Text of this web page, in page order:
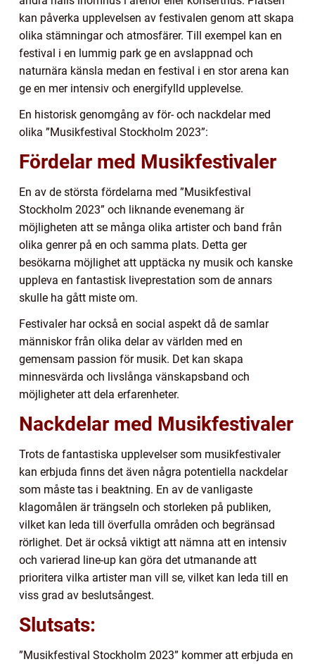
kan påverka upplevelsen av festivalen genom att skapa
olika stämningar och atmosfärer. Till exempel kan en
festival i en lummig park ge en avslappnad och
naturnära känsla medan en festival i en stor arena kan
ge en mer intensiv och energifylld upplevelse.
En historisk genomgång av för- och nackdelar med
olika ”Musikfestival Stockholm 2023”:
Fördelar med Musikfestivaler
En av de största fördelarna med ”Musikfestival
Stockholm 2023” och liknande evenemang är
möjligheten att se många olika artister och band från
olika genrer på en och samma plats. Detta ger
besökarna möjlighet att upptäcka ny musik och kanske
uppleva en fantastisk liveprestation som de annars
skulle ha gått miste om.
Festivaler har också en social aspekt då de samlar
människor från olika delar av världen med en
gemensam passion för musik. Det kan skapa
minnesvärda och livslånga vänskapsband och
möjligheter att dela erfarenheter.
Nackdelar med Musikfestivaler
Trots de fantastiska upplevelser som musikfestivaler
kan erbjuda finns det även några potentiella nackdelar
som måste tas i beaktning. En av de vanligaste
klagomålen är trängseln och storleken på publiken,
vilket kan leda till överfulla områden och begränsad
rörlighet. Det är också viktigt att nämna att en intensiv
och varierad line-up kan göra det utmanande att
prioritera vilka artister man vill se, vilket kan leda till en
viss grad av beslutsångest.
Slutsats:
”Musikfestival Stockholm 2023” kommer att erbjuda en